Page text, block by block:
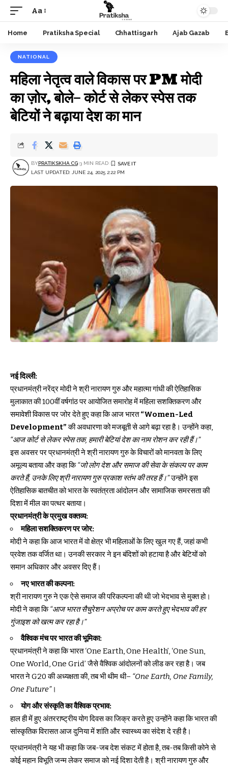
Font
Resizer
Aa
Home Pratiksha Special Chhattisgarh Ajab Gazab
NATIONAL
महिला नेतृत्व वाले विकास पर PM मोदी
का ज़ोर, बोले– कोर्ट से लेकर स्पेस तक
बेटियों ने बढ़ाया देश का मान
LAST UPDATED: JUNE 24, 2025 2:22 PM
BYPRATIKSKHA CG 3 MIN READ
नई दिल्ली:
प्रधानमंत्री नरेंद्र मोदी ने श्री नारायण गुरु और महात्मा गांधी की ऐतिहासिक
मुलाकात की 100वीं वर्षगांठ पर आयोजित समारोह में महिला सशक्तिकरण और
समावेशी विकास पर जोर देते हुए कहा कि आज भारत“Women-Led
Development”की अवधारणा को मजबूती से आगे बढ़ा रहा है। उन्होंने कहा,
“आज कोर्ट से लेकर स्पेस तक, हमारी बेटियां देश का नाम रोशन कर रही हैं।”
इस अवसर पर प्रधानमंत्री ने श्री नारायण गुरु के विचारों को मानवता के लिए
अमूल्य बताया और कहा कि“जो लोग देश और समाज की सेवा के संकल्प पर काम
करते हैं, उनके लिए श्री नारायण गुरु प्रकाश स्तंभ की तरह हैं।”उन्होंने इस
ऐतिहासिक बातचीत को भारत के स्वतंत्रता आंदोलन और सामाजिक समरसता की
दिशा में मील का पत्थर बताया।
प्रधानमंत्री के प्रमुख वक्तव्य:
महिला सशक्तिकरण पर जोर:
मोदी ने कहा कि आज भारत में वो क्षेत्र भी महिलाओं के लिए खुल गए हैं, जहां कभी
प्रवेश तक वर्जित था। उनकी सरकार ने इन बंदिशों को हटाया है और बेटियों को
समान अधिकार और अवसर दिए हैं।
नए भारत की कल्पना:
श्री नारायण गुरु ने एक ऐसे समाज की परिकल्पना की थी जो भेदभाव से मुक्त हो।
मोदी ने कहा कि“आज भारत सैचुरेशन अप्रोच पर काम करते हुए भेदभाव की हर
गुंजाइश को खत्म कर रहा है।”
वैश्विक मंच पर भारत की भूमिका:
प्रधानमंत्री ने कहा कि भारत ‘One Earth, One Health’, ‘One Sun,
One World, One Grid’ जैसे वैश्विक आंदोलनों को लीड कर रहा है। जब
भारत ने G20 की अध्यक्षता की, तब भी थीम थी– “One Earth, One Family,
One Future”।
योग और संस्कृति का वैश्विक प्रभाव:
हाल ही में हुए अंतरराष्ट्रीय योग दिवस का जिक्र करते हुए उन्होंने कहा कि भारत की
सांस्कृतिक विरासत आज दुनिया में शांति और स्वास्थ्य का संदेश दे रही है।
प्रधानमंत्री ने यह भी कहा कि जब-जब देश संकट में होता है, तब-तब किसी कोने से
कोई महान विभूति जन्म लेकर समाज को नई दिशा देती है। श्री नारायण गुरु और